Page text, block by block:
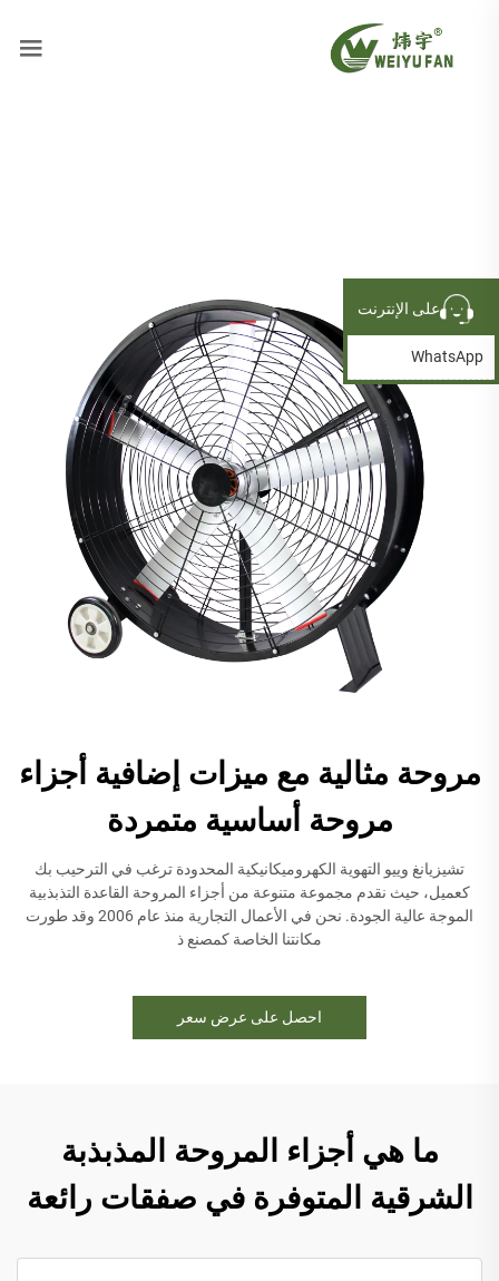
مروحة مثالية مع ميزات إضافية أجزاء
مروحة أساسية متمردة
تشيزيانغ وييو التهوية الكهروميكانيكية المحدودة ترغب في الترحيب بك
كعميل، حيث نقدم مجموعة متنوعة من أجزاء المروحة القاعدة التذبذبية
الموجة عالية الجودة. نحن في الأعمال التجارية منذ عام 2006 وقد طورت
مكانتنا الخاصة كمصنع ذ
احصل على عرض سعر
ما هي أجزاء المروحة المذبذبة
الشرقية المتوفرة في صفقات رائعة
على الإنترنت
WhatsApp